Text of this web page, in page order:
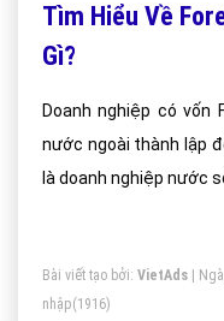
Tìm Hiểu Về
Gì?
Doanh nghiệp có vốn
nước ngoài thành lập
là doanh nghiệp nước
Bài viết tạo bởi: VietAds |
nhập(1916)